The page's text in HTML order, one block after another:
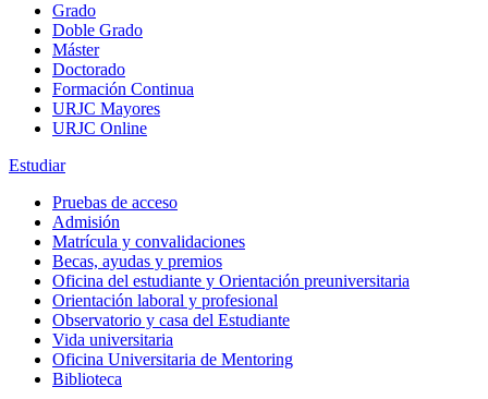
Grado
Doble Grado
Máster
Doctorado
Formación Continua
URJC Mayores
URJC Online
Estudiar
Pruebas de acceso
Admisión
Matrícula y convalidaciones
Becas, ayudas y premios
Oficina del estudiante y Orientación preuniversitaria
Orientación laboral y profesional
Observatorio y casa del Estudiante
Vida universitaria
Oficina Universitaria de Mentoring
Biblioteca